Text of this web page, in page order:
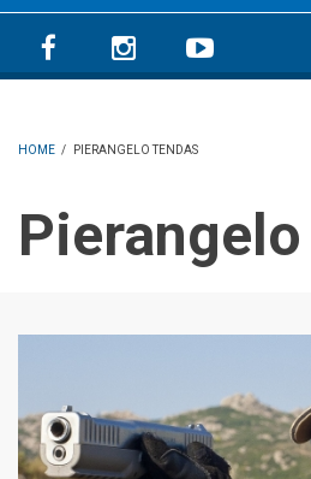
HOME / PIERANGELO TENDAS